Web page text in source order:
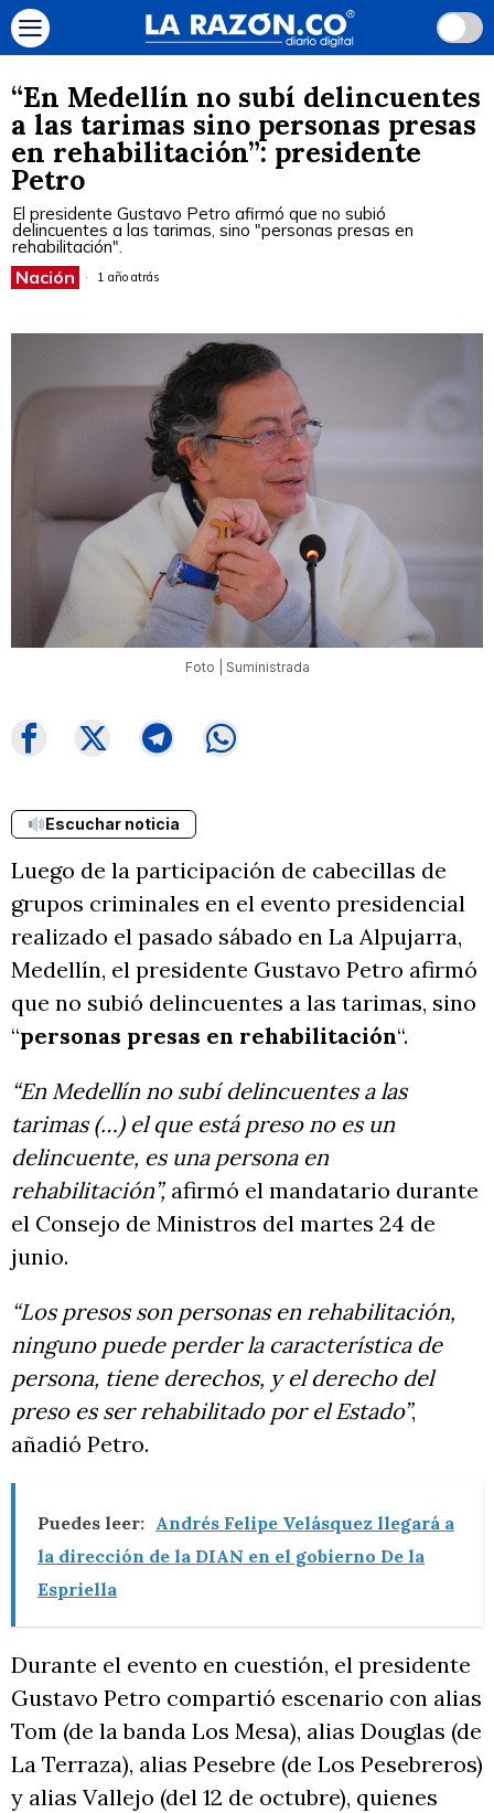
“En Medellín no subí delincuentes
a las tarimas sino personas presas
en rehabilitación”: presidente
Petro
El presidente Gustavo Petro afirmó que no subió
delincuentes a las tarimas, sino "personas presas en
rehabilitación".
Nación 1 año atrás
Foto | Suministrada
Escuchar noticia
Luego de la participación de cabecillas de
grupos criminales en el evento presidencial
realizado el pasado sábado en La Alpujarra,
Medellín, el presidente Gustavo Petro afirmó
que no subió delincuentes a las tarimas, sino
“personas presas en rehabilitación“.
“En Medellín no subí delincuentes a las
tarimas (…) el que está preso no es un
delincuente, es una persona en
rehabilitación”, afirmó el mandatario durante
el Consejo de Ministros del martes 24 de
junio.
“Los presos son personas en rehabilitación,
ninguno puede perder la característica de
persona, tiene derechos, y el derecho del
preso es ser rehabilitado por el Estado”,
añadió Petro.
Puedes leer: Andrés Felipe Velásquez llegará a
la dirección de la DIAN en el gobierno De la
Espriella
Durante el evento en cuestión, el presidente
Gustavo Petro compartió escenario con alias
Tom (de la banda Los Mesa), alias Douglas (de
La Terraza), alias Pesebre (de Los Pesebreros)
y alias Vallejo (del 12 de octubre), quienes